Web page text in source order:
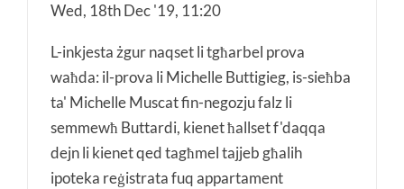
Wed, 18th Dec '19, 11:20
L-inkjesta żgur naqset li tgħarbel prova
waħda: il-prova li Michelle Buttigieg, is-sieħba
ta' Michelle Muscat fin-negozju falz li
semmewħ Buttardi, kienet ħallset f'daqqa
dejn li kienet qed tagħmel tajjeb għalih
ipoteka reġistrata fuq appartament